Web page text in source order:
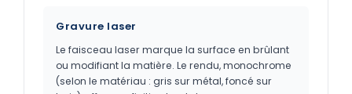
Gravure laser
Le faisceau laser marque la surface en brûlant
ou modifiant la matière. Le rendu, monochrome
(selon le matériau : gris sur métal, foncé sur